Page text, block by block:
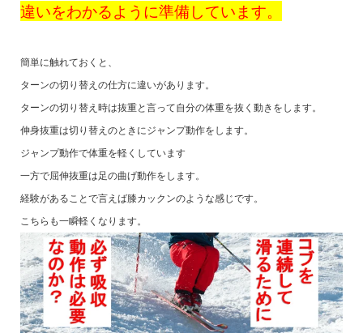
違いをわかるように準備しています。
簡単に触れておくと、
ターンの切り替えの仕方に違いがあります。
ターンの切り替え時は抜重と言って自分の体重を抜く動きをします。
伸身抜重は切り替えのときにジャンプ動作をします。
ジャンプ動作で体重を軽くしています
一方で屈伸抜重は足の曲げ動作をします。
経験があることで言えば膝カックンのような感じです。
こちらも一瞬軽くなります。